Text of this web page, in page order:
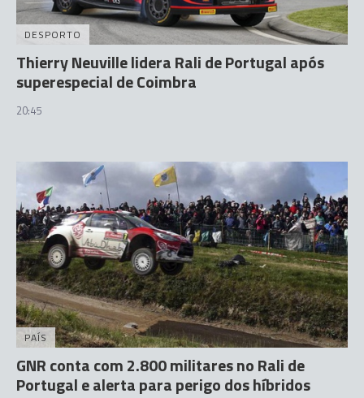
DESPORTO
Thierry Neuville lidera Rali de Portugal após
superespecial de Coimbra
20:45
PAÍS
GNR conta com 2.800 militares no Rali de
Portugal e alerta para perigo dos híbridos